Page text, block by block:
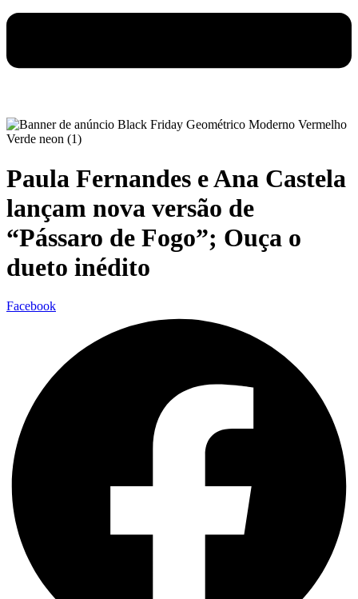
Paula Fernandes e Ana Castela
lançam nova versão de
“Pássaro de Fogo”; Ouça o
dueto inédito
Facebook